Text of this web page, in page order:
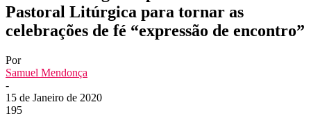
Pastoral Litúrgica para tornar as
celebrações de fé “expressão de encontro”
Por
Samuel Mendonça
-
15 de Janeiro de 2020
195